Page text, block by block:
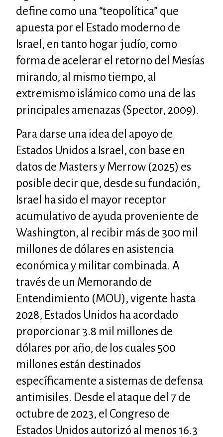
define como una “teopolítica” que
apuesta por el Estado moderno de
Israel, en tanto hogar judío, como
forma de acelerar el retorno del Mesías
mirando, al mismo tiempo, al
extremismo islámico como una de las
principales amenazas (Spector, 2009).
Para darse una idea del apoyo de
Estados Unidos a Israel, con base en
datos de Masters y Merrow (2025) es
posible decir que, desde su fundación,
Israel ha sido el mayor receptor
acumulativo de ayuda proveniente de
Washington, al recibir más de 300 mil
millones de dólares en asistencia
económica y militar combinada. A
través de un Memorando de
Entendimiento (MOU), vigente hasta
2028, Estados Unidos ha acordado
proporcionar 3.8 mil millones de
dólares por año, de los cuales 500
millones están destinados
específicamente a sistemas de defensa
antimisiles. Desde el ataque del 7 de
octubre de 2023, el Congreso de
Estados Unidos autorizó al menos 16.3